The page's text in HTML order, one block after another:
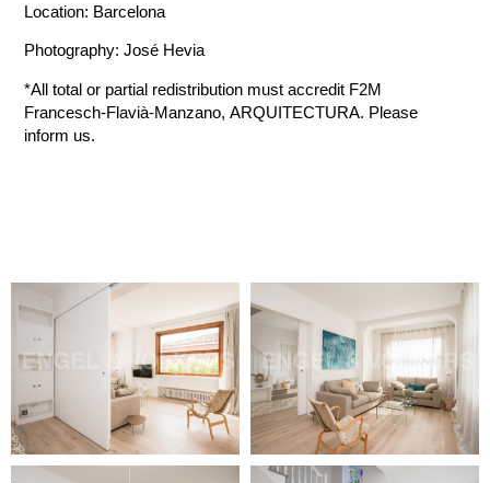
Location: Barcelona
Photography: José Hevia
*All total or partial redistribution must accredit F2M
Francesch-Flavià-Manzano, ARQUITECTURA. Please
inform us.